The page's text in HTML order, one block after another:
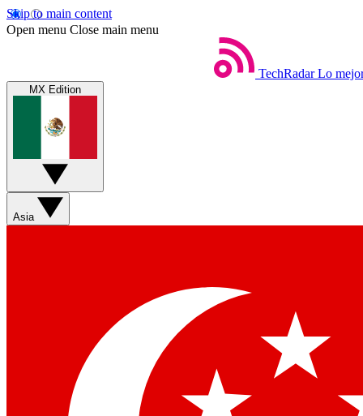
Skip to main content
Open menu Close main menu
TechRadar Lo
MX Edition
Asia